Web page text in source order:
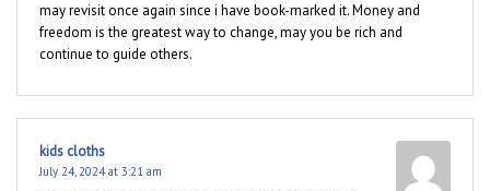
may revisit once again since i have book-marked it. Money and
freedom is the greatest way to change, may you be rich and
continue to guide others.
kids cloths
July 24, 2024 at 3:21 am